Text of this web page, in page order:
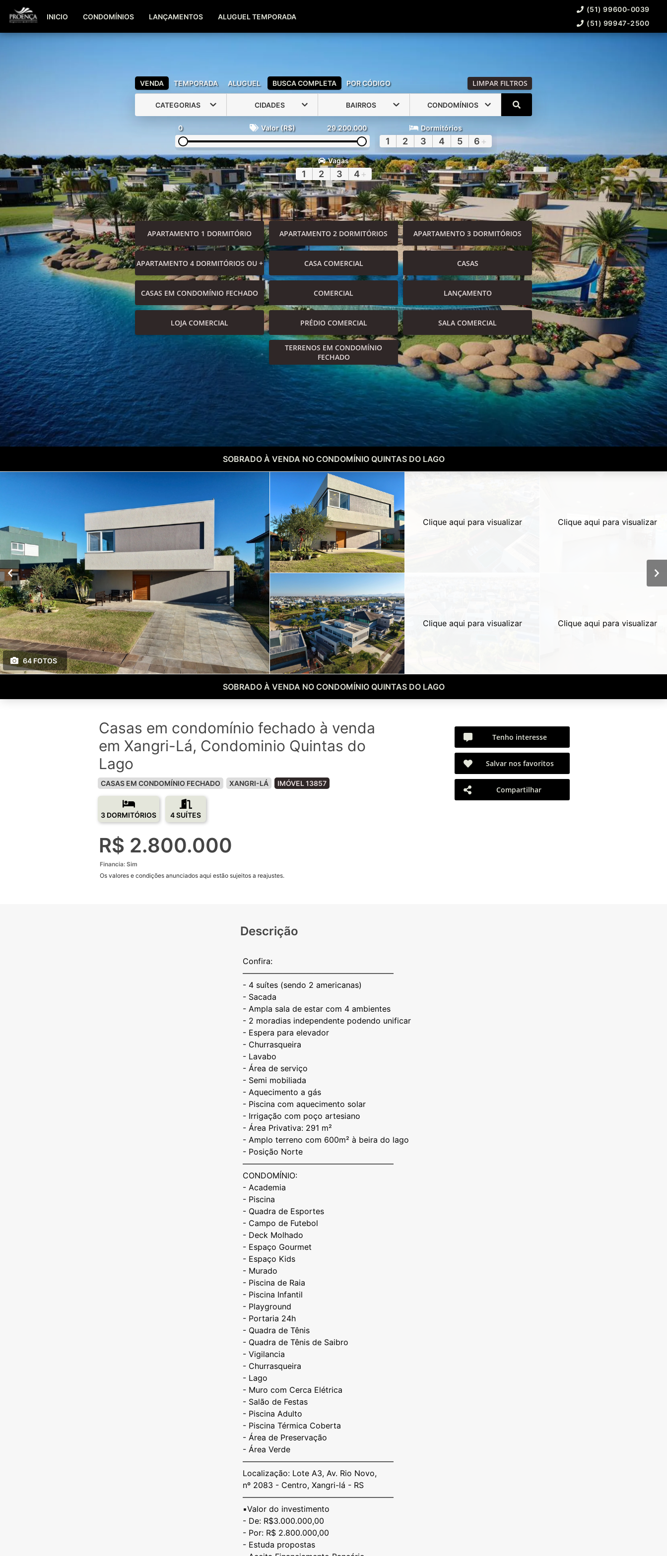
(51) 99600-0039
INICIO CONDOMÍNIOS LANÇAMENTOS ALUGUEL TEMPORADA
(51) 99600-0039
(51) 99947-2500
VENDA TEMPORADA ALUGUEL BUSCA COMPLETA POR CÓDIGO LIMPAR FILTROS
CATEGORIAS CIDADES BAIRROS CONDOMÍNIOS
0 Valor (R$) 29.200.000 Dormitórios
1 2 3 4 5 6 +
Vagas
1 2 3 4 +
APARTAMENTO 1 DORMITÓRIO APARTAMENTO 2 DORMITÓRIOS APARTAMENTO 3 DORMITÓRIOS
APARTAMENTO 4 DORMITÓRIOS OU + CASA COMERCIAL CASAS
CASAS EM CONDOMÍNIO FECHADO COMERCIAL LANÇAMENTO
LOJA COMERCIAL PRÉDIO COMERCIAL SALA COMERCIAL
TERRENOS EM CONDOMÍNIO
FECHADO
SOBRADO À VENDA NO CONDOMÍNIO QUINTAS DO LAGO
64 FOTOS
Clique aqui para visualizar
Clique aqui para visualizar
Clique aqui para visualizar
Clique aqui para visualizar
SOBRADO À VENDA NO CONDOMÍNIO QUINTAS DO LAGO
Casas em condomínio fechado à venda
em Xangri-Lá, Condominio Quintas do
Lago
CASAS EM CONDOMÍNIO FECHADO XANGRI-LÁ IMÓVEL 13857
3 DORMITÓRIOS 4 SUÍTES
R$ 2.800.000
Financia: Sim
Os valores e condições anunciados aqui estão sujeitos a reajustes.
Tenho interesse
Salvar nos favoritos
Compartilhar
Descrição
Confira:
———————————————————
- 4 suítes (sendo 2 americanas)
- Sacada
- Ampla sala de estar com 4 ambientes
- 2 moradias independente podendo unificar
- Espera para elevador
- ⁠Churrasqueira
- ⁠Lavabo
- ⁠Área de serviço
- ⁠Semi mobiliada
- ⁠Aquecimento a gás
- ⁠Piscina com aquecimento solar
- ⁠Irrigação com poço artesiano
- ⁠Área Privativa: 291 m²
- ⁠Amplo terreno com 600m² à beira do lago
- ⁠Posição Norte
———————————————————
CONDOMÍNIO:
- Academia
- ⁠Piscina
- ⁠Quadra de Esportes
- ⁠Campo de Futebol
- ⁠Deck Molhado
- ⁠Espaço Gourmet
- ⁠Espaço Kids
- Murado
- Piscina de Raia
- Piscina Infantil
- ⁠Playground
- ⁠Portaria 24h
- ⁠Quadra de Tênis
- ⁠Quadra de Tênis de Saibro
- Vigilancia
- ⁠Churrasqueira
- ⁠Lago
- ⁠Muro com Cerca Elétrica
- ⁠Salão de Festas
- ⁠Piscina Adulto
- Piscina Térmica Coberta
- Área de Preservação
- ⁠Área Verde
———————————————————
Localização: Lote A3, Av. Rio Novo,
nº 2083 - Centro, Xangri-lá - RS
———————————————————
▪️Valor do investimento
- De: R$3.000.000,00
- Por: R$ 2.800.000,00
- Estuda propostas